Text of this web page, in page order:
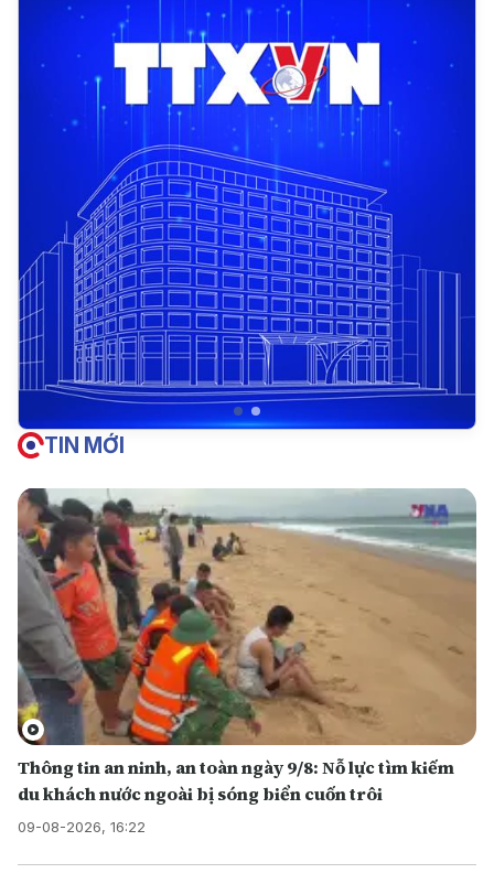
TIN MỚI
Thông tin an ninh, an toàn ngày 9/8: Nỗ lực tìm kiếm
du khách nước ngoài bị sóng biển cuốn trôi
09-08-2026, 16:22